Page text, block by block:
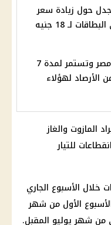
حول زيادة سعر
السكر التمويني على البطاقات لـ 18 جنيه
ظاهرة خطيرة تضرب مصر وتستمر لمدة 7
الأرصاد لهؤلاء
المازوت والغاز
للتيار
خلال الأسبوع الجاري
الأول من شهر
من شهر يوليو المقبل.